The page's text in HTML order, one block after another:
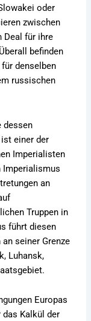
oder
zwischen
Deal für ihre
befinden
denselben
russischen
dessen
einer der
Imperialisten
Imperialismus
an
Truppen in
führt diesen
seiner Grenze
Luhansk,
Europas
das Kalkül der